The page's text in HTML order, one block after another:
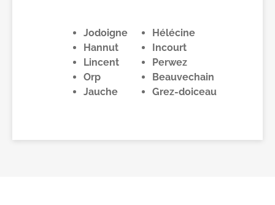
Jodoigne
Hannut
Lincent
Orp
Jauche
Hélécine
Incourt
Perwez
Beauvechain
Grez-doiceau